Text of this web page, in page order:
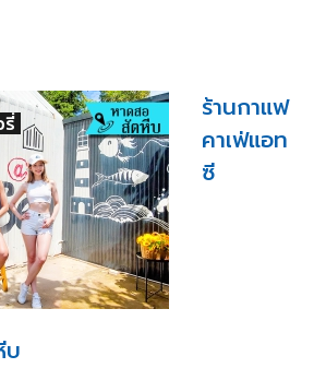
รี่
ร้านกาแฟ
คาเฟ่แอท
ซี
บ